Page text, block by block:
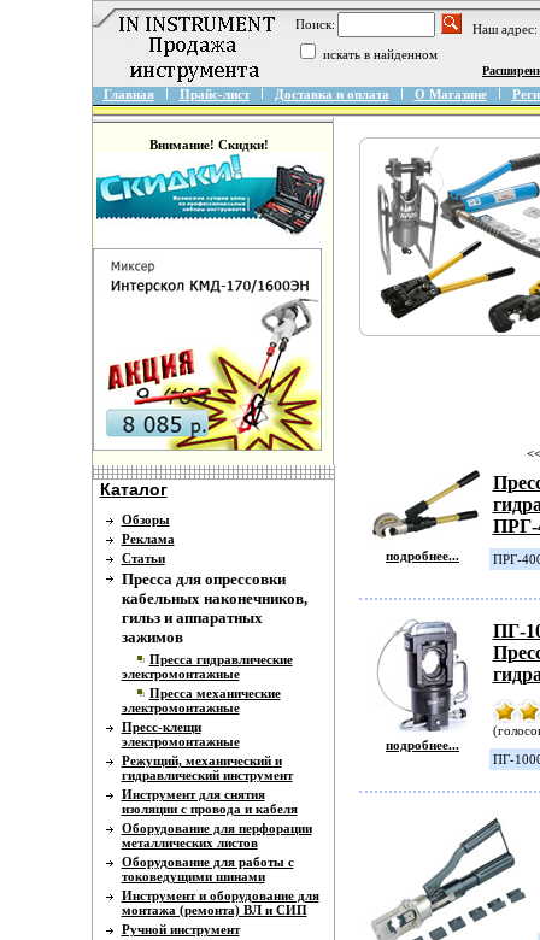
Поиск:
Наш
искать в найденном
Главная Прайс-лист Доставка и оплата О Магазине
Внимание! Скидки!
Каталог
Обзоры
Реклама
Статьи
Пресса для опрессовки
кабельных наконечников,
гильз и аппаратных
зажимов
Пресса гидравлические
электромонтажные
Пресса механические
электромонтажные
Пресс-клещи
электромонтажные
Режущий, механический и
гидравлический инструмент
Инструмент для снятия
изоляции с провода и кабеля
Оборудование для перфорации
металлических листов
Оборудование для работы с
токоведущими шинами
Инструмент и оборудование для
монтажа (ремонта) ВЛ и СИП
Ручной инструмент
подробнее...
ПРГ-
ПРГ-
подробнее...
ПГ-
ПГ-